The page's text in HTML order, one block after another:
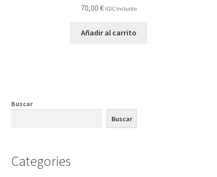
70,00 € IGIC Incluido
Añadir al carrito
Buscar
Buscar
Categories